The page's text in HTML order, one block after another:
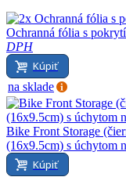
Ochranná fólia s
DPH
Kúpiť
na sklade
Bike Front Storage
(16x9.5cm) s úchytom
Kúpiť